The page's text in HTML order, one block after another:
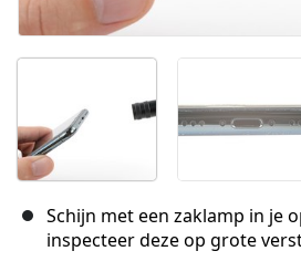
Schijn met een zaklamp in je
inspecteer deze op grote